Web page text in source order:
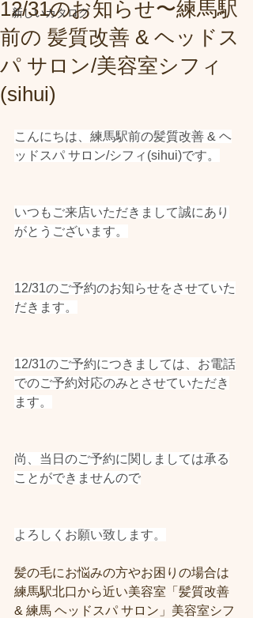
新しいカタログ
12/31のお知らせ〜練馬駅
前の 髪質改善 & ヘッドス
パ サロン/美容室シフィ
(sihui)
こんにちは、練馬駅前の髪質改善 & ヘ
ッドスパ サロン/シフィ(sihui)です。
いつもご来店いただきまして誠にあり
がとうございます。
12/31のご予約のお知らせをさせていた
だきます。
12/31のご予約につきましては、お電話
でのご予約対応のみとさせていただき
ます。
尚、当日のご予約に関しましては承る
ことができませんので
よろしくお願い致します。
髪の毛にお悩みの方やお困りの場合は
練馬駅北口から近い美容室「髪質改善
& 練馬 ヘッドスパ サロン」美容室シフ